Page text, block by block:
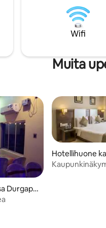
jossa
varmistaa
Wifi
Muita
Durgapu
Hotellihuone